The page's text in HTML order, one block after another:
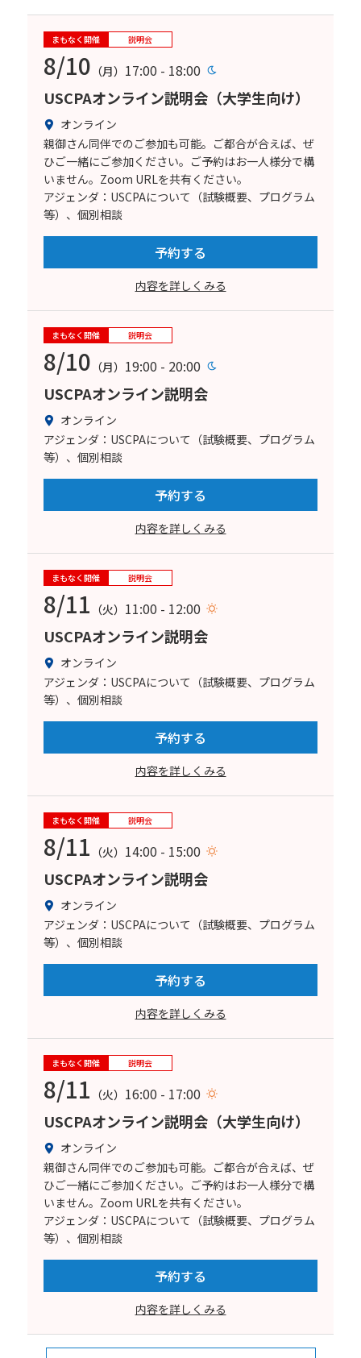
まもなく開催 説明会
8/10 （月） 17:00 - 18:00
USCPAオンライン説明会（大学生向け）
オンライン
親御さん同伴でのご参加も可能。ご都合が合えば、ぜ
ひご一緒にご参加ください。ご予約はお一人様分で構
いません。Zoom URLを共有ください。
アジェンダ：USCPAについて（試験概要、プログラム
等）、個別相談
予約する
内容を詳しくみる
まもなく開催 説明会
8/10 （月） 19:00 - 20:00
USCPAオンライン説明会
オンライン
アジェンダ：USCPAについて（試験概要、プログラム
等）、個別相談
予約する
内容を詳しくみる
まもなく開催 説明会
8/11 （火） 11:00 - 12:00
USCPAオンライン説明会
オンライン
アジェンダ：USCPAについて（試験概要、プログラム
等）、個別相談
予約する
内容を詳しくみる
まもなく開催 説明会
8/11 （火） 14:00 - 15:00
USCPAオンライン説明会
オンライン
アジェンダ：USCPAについて（試験概要、プログラム
等）、個別相談
予約する
内容を詳しくみる
まもなく開催 説明会
8/11 （火） 16:00 - 17:00
USCPAオンライン説明会（大学生向け）
オンライン
親御さん同伴でのご参加も可能。ご都合が合えば、ぜ
ひご一緒にご参加ください。ご予約はお一人様分で構
いません。Zoom URLを共有ください。
アジェンダ：USCPAについて（試験概要、プログラム
等）、個別相談
予約する
内容を詳しくみる